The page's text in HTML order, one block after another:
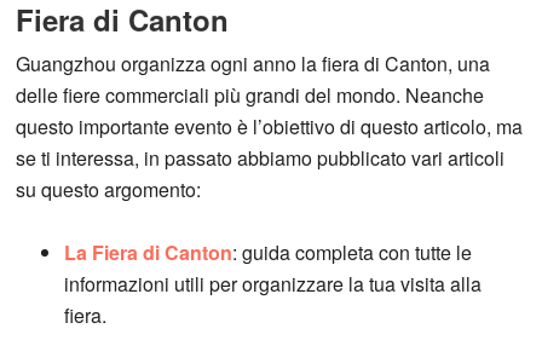
Fiera di Canton
Guangzhou organizza ogni anno la fiera di Canton, una
delle fiere commerciali più grandi del mondo. Neanche
questo importante evento è l’obiettivo di questo articolo, ma
se ti interessa, in passato abbiamo pubblicato vari articoli
su questo argomento:
La Fiera di Canton: guida completa con tutte le
informazioni utili per organizzare la tua visita alla
fiera.